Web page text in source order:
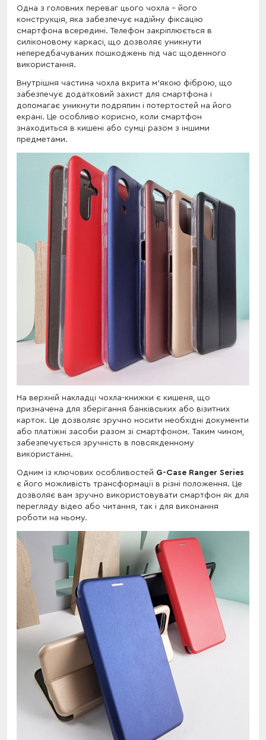
Одна з головних переваг цього чохла - його
конструкція, яка забезпечує надійну фіксацію
смартфона всередині. Телефон закріплюється в
силіконовому каркасі, що дозволяє уникнути
непередбачуваних пошкоджень під час щоденного
використання.
Внутрішня частина чохла вкрита м'якою фіброю, що
забезпечує додатковий захист для смартфона і
допомагає уникнути подряпин і потертостей на його
екрані. Це особливо корисно, коли смартфон
знаходиться в кишені або сумці разом з іншими
предметами.
На верхній накладці чохла-книжки є кишеня, що
призначена для зберігання банківських або візитних
карток. Це дозволяє зручно носити необхідні документи
або платіжні засоби разом зі смартфоном. Таким чином,
забезпечується зручність в повсякденному
використанні.
Одним із ключових особливостей G-Case Ranger Series
є його можливість трансформації в різні положення. Це
дозволяє вам зручно використовувати смартфон як для
перегляду відео або читання, так і для виконання
роботи на ньому.